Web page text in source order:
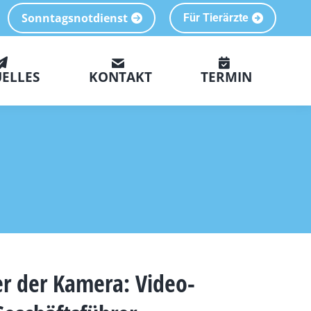
Sonntagsnotdienst Für Tierärzte
KONTAKT TERMIN
der Kamera: Video-